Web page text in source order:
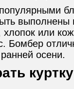
выполнены
или
Бомбер
осени.
куртку